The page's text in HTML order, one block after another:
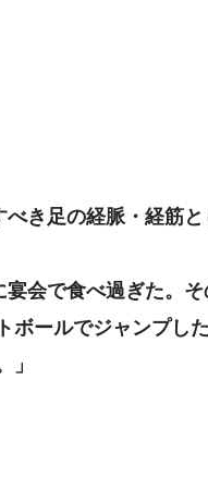
き足の経脈・経筋と
会で食べ過ぎた。
ボールでジャンプし
」